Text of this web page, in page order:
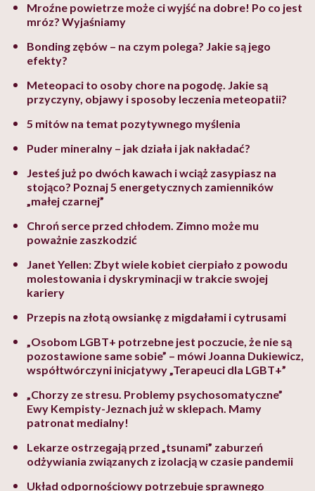
Mroźne powietrze może ci wyjść na dobre! Po co jest
mróz? Wyjaśniamy
Bonding zębów – na czym polega? Jakie są jego
efekty?
Meteopaci to osoby chore na pogodę. Jakie są
przyczyny, objawy i sposoby leczenia meteopatii?
5 mitów na temat pozytywnego myślenia
Puder mineralny – jak działa i jak nakładać?
Jesteś już po dwóch kawach i wciąż zasypiasz na
stojąco? Poznaj 5 energetycznych zamienników
„małej czarnej”
Chroń serce przed chłodem. Zimno może mu
poważnie zaszkodzić
Janet Yellen: Zbyt wiele kobiet cierpiało z powodu
molestowania i dyskryminacji w trakcie swojej
kariery
Przepis na złotą owsiankę z migdałami i cytrusami
„Osobom LGBT+ potrzebne jest poczucie, że nie są
pozostawione same sobie” – mówi Joanna Dukiewicz,
współtwórczyni inicjatywy „Terapeuci dla LGBT+”
„Chorzy ze stresu. Problemy psychosomatyczne”
Ewy Kempisty-Jeznach już w sklepach. Mamy
patronat medialny!
Lekarze ostrzegają przed „tsunami” zaburzeń
odżywiania związanych z izolacją w czasie pandemii
Układ odpornościowy potrzebuje sprawnego